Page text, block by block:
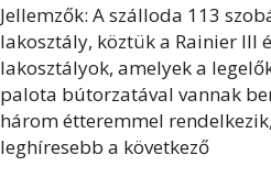
Jellemzők: A szálloda 113
lakosztály, köztük a Rainier III
lakosztályok, amelyek a
palota bútorzatával vannak
három étteremmel
leghíresebb a következő